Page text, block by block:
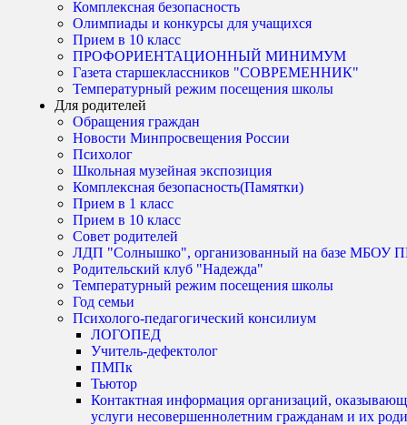
Комплексная безопасность
Олимпиады и конкурсы для учащихся
Прием в 10 класс
ПРОФОРИЕНТАЦИОННЫЙ МИНИМУМ
Газета старшеклассников "СОВРЕМЕННИК"
Температурный режим посещения школы
Для родителей
Обращения граждан
Новости Минпросвещения России
Психолог
Школьная музейная экспозиция
Комплексная безопасность(Памятки)
Прием в 1 класс
Прием в 10 класс
Совет родителей
ЛДП "Солнышко", организованный на базе
Родительский клуб "Надежда"
Температурный режим посещения школы
Год семьи
Психолого-педагогический консилиум
ЛОГОПЕД
Учитель-дефектолог
ПМПк
Тьютор
Контактная информация организаций,
услуги несовершеннолетним гражданам и их